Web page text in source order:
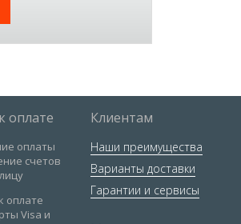
оплате Клиентам
Наши преимущества
Варианты доставки
Гарантии и сервисы